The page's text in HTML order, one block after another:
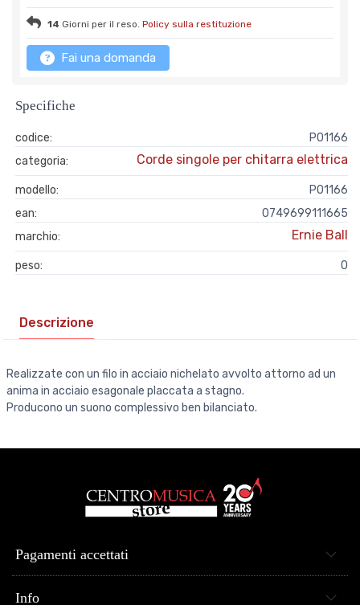
14 Giorni per il reso. Policy sulla restituzione
Fai una domanda
Specifiche
codice:
P01166
categoria:
Corde singole per chitarra elettrica
modello:
P01166
ean:
0749699111665
marchio:
Ernie Ball
peso: 0
Descrizione
Realizzate con un filo in acciaio nichelato avvolto attorno ad un
anima in acciaio esagonale placcata a stagno.
Producono un suono complessivo ben bilanciato.
Pagamenti accettati
Info